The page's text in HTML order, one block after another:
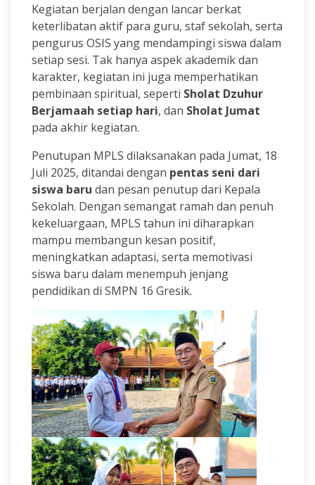
Kegiatan berjalan dengan lancar berkat
keterlibatan aktif para guru, staf sekolah, serta
pengurus OSIS yang mendampingi siswa dalam
setiap sesi. Tak hanya aspek akademik dan
karakter, kegiatan ini juga memperhatikan
pembinaan spiritual, seperti Sholat Dzuhur
Berjamaah setiap hari, dan Sholat Jumat
pada akhir kegiatan.
Penutupan MPLS dilaksanakan pada Jumat, 18
Juli 2025, ditandai dengan pentas seni dari
siswa baru dan pesan penutup dari Kepala
Sekolah. Dengan semangat ramah dan penuh
kekeluargaan, MPLS tahun ini diharapkan
mampu membangun kesan positif,
meningkatkan adaptasi, serta memotivasi
siswa baru dalam menempuh jenjang
pendidikan di SMPN 16 Gresik.